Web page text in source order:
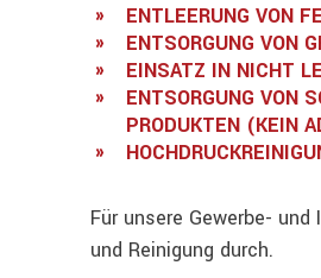
ENTLEERUNG VON
ENTSORGUNG VON
EINSATZ IN NICHT
ENTSORGUNG VON
PRODUKTEN (KEIN
Für unsere Gewerbe-
und Reinigung durch.